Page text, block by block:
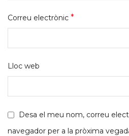
Correu electrònic *
Lloc web
Desa el meu nom, correu
navegador per a la pròxima